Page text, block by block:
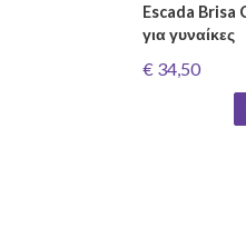
Escada Brisa
για γυναίκες
€ 34,50